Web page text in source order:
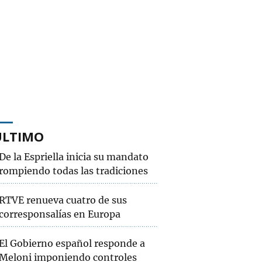
la Espriella inicia su mandato
todas las tradiciones
renueva cuatro de sus
en Europa
Gobierno español responde a
imponiendo controles